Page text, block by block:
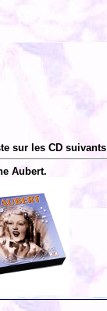
sur les CD
Aubert.